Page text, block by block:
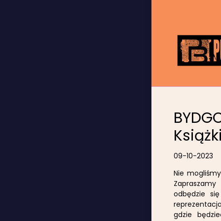
09-10-2023
Nie
odbędzie
gdzie